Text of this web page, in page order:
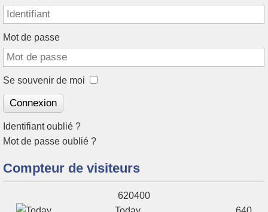
Mot de passe
Se souvenir de moi
Connexion
Identifiant oublié ?
Mot de passe oublié ?
Compteur de visiteurs‎
620400